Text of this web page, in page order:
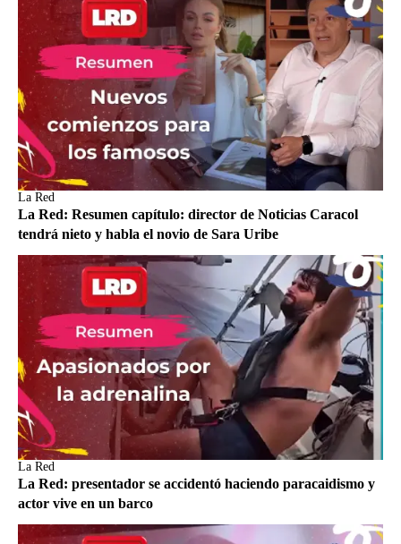
La Red
La Red: Resumen capítulo: director de Noticias Caracol
tendrá nieto y habla el novio de Sara Uribe
La Red
La Red: presentador se accidentó haciendo paracaidismo y
actor vive en un barco